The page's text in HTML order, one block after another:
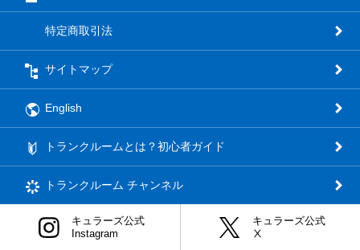
特定商取引法
サイトマップ
English
トランクルームとは？初心者ガイド
トランクルーム チャンネル
キュラーズ公式
Instagram
キュラーズ公式
Ⅹ